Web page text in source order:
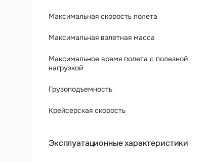
Максимальная скорость полета
Максимальная взлетная масса
Максимальное время полета с полезной
нагрузкой
Грузоподъемность
Крейсерская скорость
Эксплуатационные характеристики